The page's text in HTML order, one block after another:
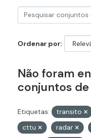
Ordenar por
Não foram
conjuntos
Etiquetas: transito
cttu
radar